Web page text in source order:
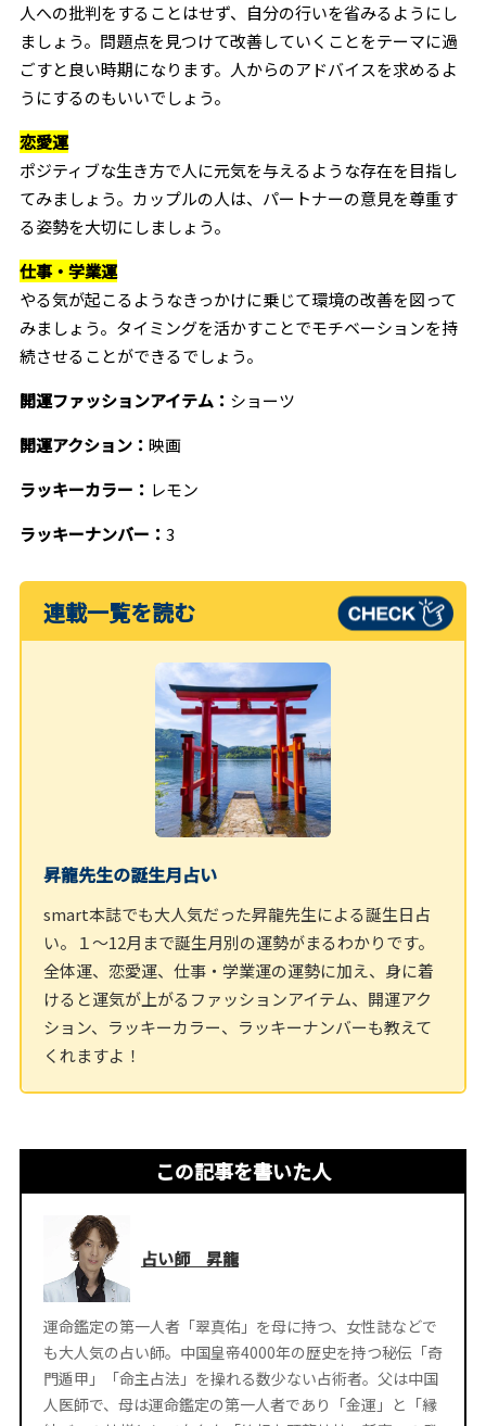
人への批判をすることはせず、自分の行いを省みるようにし
ましょう。問題点を見つけて改善していくことをテーマに過
ごすと良い時期になります。人からのアドバイスを求めるよ
うにするのもいいでしょう。
恋愛運
ポジティブな生き方で人に元気を与えるような存在を目指し
てみましょう。カップルの人は、パートナーの意見を尊重す
る姿勢を大切にしましょう。
仕事・学業運
やる気が起こるようなきっかけに乗じて環境の改善を図って
みましょう。タイミングを活かすことでモチベーションを持
続させることができるでしょう。
開運ファッションアイテム： ショーツ
開運アクション： 映画
ラッキーカラー： レモン
ラッキーナンバー： 3
連載一覧を読む
昇龍先生の誕生月占い
smart本誌でも大人気だった昇龍先生による誕生日占
い。１～12月まで誕生月別の運勢がまるわかりです。
全体運、恋愛運、仕事・学業運の運勢に加え、身に着
けると運気が上がるファッションアイテム、開運アク
ション、ラッキーカラー、ラッキーナンバーも教えて
くれますよ！
この記事を書いた人
占い師 昇龍
運命鑑定の第一人者「翠真佑」を母に持つ、女性誌などで
も大人気の占い師。中国皇帝4000年の歴史を持つ秘伝「奇
門遁甲」「命主占法」を操れる数少ない占術者。父は中国
人医師で、母は運命鑑定の第一人者であり「金運」と「縁